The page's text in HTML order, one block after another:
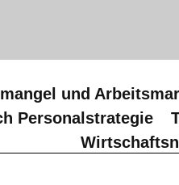
und
Personalstrategie